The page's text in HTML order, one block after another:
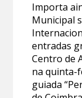
Importa
Municipal
entradas
Centro de
na quinta-
guiada